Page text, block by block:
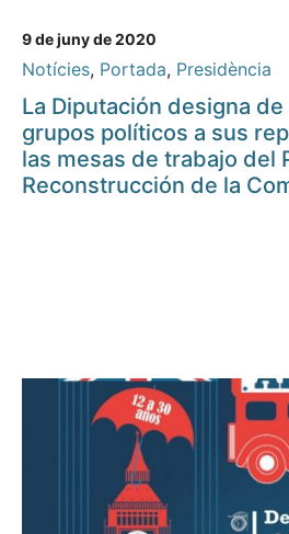
9 de juny de 2020
Notícies, Portada, Presidència
La Diputación designa
grupos políticos a sus
las mesas de trabajo del
Reconstrucción de la